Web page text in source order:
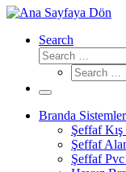
Search
Search
Search
Menü
Branda
Şeffaf
Şeffaf
Şeffaf